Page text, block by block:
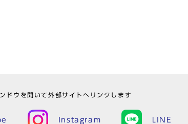
ドウを開いて外部サイトへリンクします
Instagram LINE